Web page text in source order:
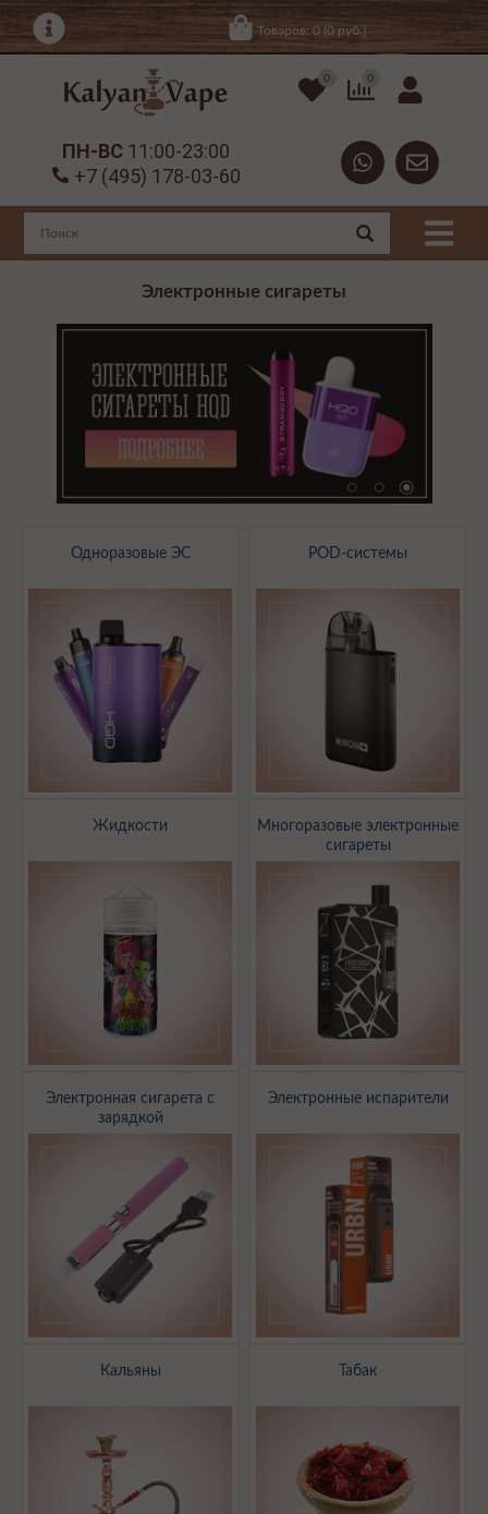
Товаров: 0 (0 руб.)
0 0
ПН-ВС 11:00-23:00
+7 (495) 178-03-60
Электронные сигареты
Одноразовые ЭС POD-системы
Жидкости
Многоразовые электронные
сигареты
Электронная сигарета с
зарядкой
Электронные испарители
Кальяны Табак